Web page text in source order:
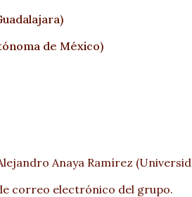
)
de México)
Anaya Ramírez (U
correo electrónico del grupo.